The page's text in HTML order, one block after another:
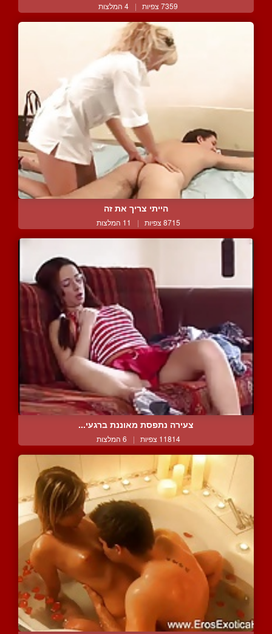
7359 צפיות | 4 המלצות
הייתי צריך את זה
8715 צפיות | 11 המלצות
צעירה נתפסת מאוננת ברגעי...
11814 צפיות | 6 המלצות